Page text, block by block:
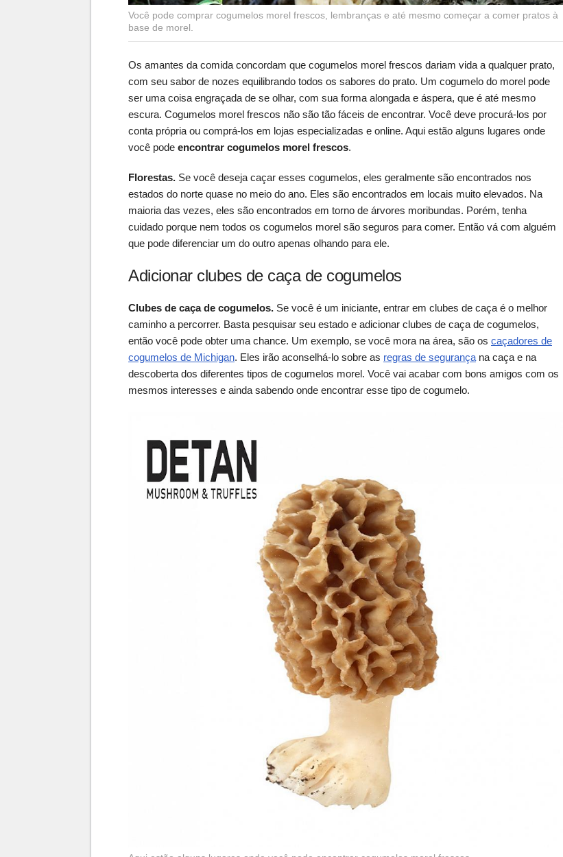
Você pode comprar cogumelos morel frescos, lembranças e até mesmo começar a comer pratos à
base de morel.
Os amantes da comida concordam que cogumelos morel frescos dariam vida a qualquer prato,
com seu sabor de nozes equilibrando todos os sabores do prato. Um cogumelo do morel pode
ser uma coisa engraçada de se olhar, com sua forma alongada e áspera, que é até mesmo
escura. Cogumelos morel frescos não são tão fáceis de encontrar. Você deve procurá-los por
conta própria ou comprá-los em lojas especializadas e online. Aqui estão alguns lugares onde
você pode encontrar cogumelos morel frescos.
Florestas. Se você deseja caçar esses cogumelos, eles geralmente são encontrados nos
estados do norte quase no meio do ano. Eles são encontrados em locais muito elevados. Na
maioria das vezes, eles são encontrados em torno de árvores moribundas. Porém, tenha
cuidado porque nem todos os cogumelos morel são seguros para comer. Então vá com alguém
que pode diferenciar um do outro apenas olhando para ele.
Adicionar clubes de caça de cogumelos
Clubes de caça de cogumelos. Se você é um iniciante, entrar em clubes de caça é o melhor
caminho a percorrer. Basta pesquisar seu estado e adicionar clubes de caça de cogumelos,
então você pode obter uma chance. Um exemplo, se você mora na área, são os caçadores de
cogumelos de Michigan. Eles irão aconselhá-lo sobre as regras de segurança na caça e na
descoberta dos diferentes tipos de cogumelos morel. Você vai acabar com bons amigos com os
mesmos interesses e ainda sabendo onde encontrar esse tipo de cogumelo.